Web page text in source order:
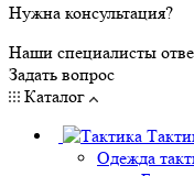
Нужна консультация?
Наши специалисты
Задать вопрос
Каталог
Одежда